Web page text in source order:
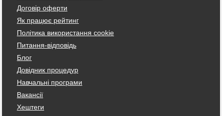
Договір оферти
Як працює рейтинг
Політика використання cookie
Питання-відповідь
Блог
Довідник процедур
Навчальні програми
Вакансії
Хештеги